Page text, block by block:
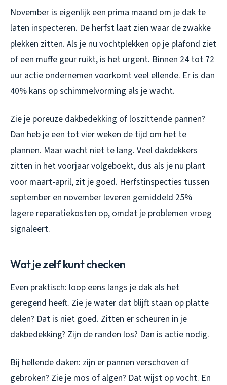
November is eigenlijk een prima maand om je dak te
laten inspecteren. De herfst laat zien waar de zwakke
plekken zitten. Als je nu vochtplekken op je plafond ziet
of een muffe geur ruikt, is het urgent. Binnen 24 tot 72
uur actie ondernemen voorkomt veel ellende. Er is dan
40% kans op schimmelvorming als je wacht.
Zie je poreuze dakbedekking of loszittende pannen?
Dan heb je een tot vier weken de tijd om het te
plannen. Maar wacht niet te lang. Veel dakdekkers
zitten in het voorjaar volgeboekt, dus als je nu plant
voor maart-april, zit je goed. Herfstinspecties tussen
september en november leveren gemiddeld 25%
lagere reparatiekosten op, omdat je problemen vroeg
signaleert.
Wat je zelf kunt checken
Even praktisch: loop eens langs je dak als het
geregend heeft. Zie je water dat blijft staan op platte
delen? Dat is niet goed. Zitten er scheuren in je
dakbedekking? Zijn de randen los? Dan is actie nodig.
Bij hellende daken: zijn er pannen verschoven of
gebroken? Zie je mos of algen? Dat wijst op vocht. En